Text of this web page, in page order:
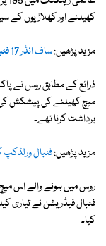
کھیلنے اور کھلاڑیوں کے
مزید پڑھیں:ساف انڈر 17 فٹبال چیمپئین شپ؛ بھوٹان، پاکستان کا میچ برابر
ذرائع کے مطابق روس نے
میچ کھیلنے کی پیشکش
برداشت کرنا تھے۔
مزید پڑھیں:فٹبال ورلڈکپ
فٹبال فیڈریشن نے تیاری
کیا۔